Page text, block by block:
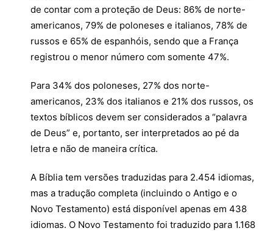
de contar com a proteção de Deus: 86% de norte-
americanos, 79% de poloneses e italianos, 78% de
russos e 65% de espanhóis, sendo que a França
registrou o menor número com somente 47%.
Para 34% dos poloneses, 27% dos norte-
americanos, 23% dos italianos e 21% dos russos, os
textos bíblicos devem ser considerados a “palavra
de Deus” e, portanto, ser interpretados ao pé da
letra e não de maneira crítica.
A Bíblia tem versões traduzidas para 2.454 idiomas,
mas a tradução completa (incluindo o Antigo e o
Novo Testamento) está disponível apenas em 438
idiomas. O Novo Testamento foi traduzido para 1.168